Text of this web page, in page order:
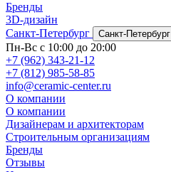
Бренды
3D-дизайн
Санкт-Петербург
Санкт-Петербург
Пн-Вс с 10:00 до 20:00
+7 (962) 343-21-12
+7 (812) 985-58-85
info@ceramic-center.ru
О компании
О компании
Дизайнерам и архитекторам
Строительным организациям
Бренды
Отзывы